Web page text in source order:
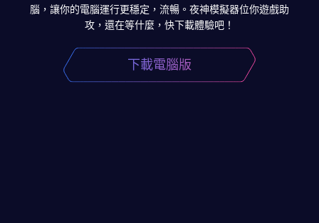
腦，讓你的電腦運行更穩定，流暢。夜神模擬器位你遊戲助
攻，還在等什麼，快下載體驗吧！
下載電腦版